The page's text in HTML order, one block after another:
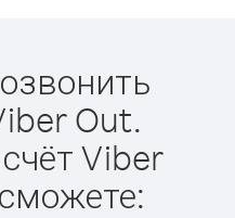
Out.
Viber